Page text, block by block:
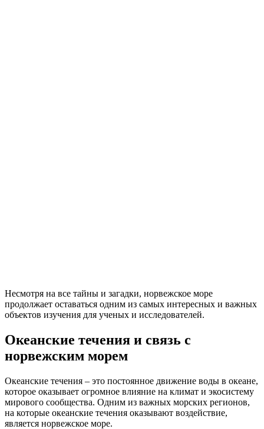
Несмотря на все тайны и загадки, норвежское море
продолжает оставаться одним из самых интересных и важных
объектов изучения для ученых и исследователей.
Океанские течения и связь с
норвежским морем
Океанские течения – это постоянное движение воды в океане,
которое оказывает огромное влияние на климат и экосистему
мирового сообщества. Одним из важных морских регионов,
на которые океанские течения оказывают воздействие,
является норвежское море.